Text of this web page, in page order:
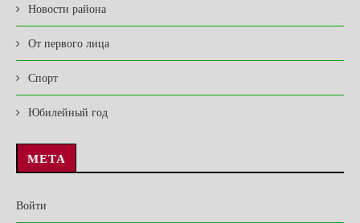
Новости района
От первого лица
Спорт
Юбилейный год
МЕТА
Войти